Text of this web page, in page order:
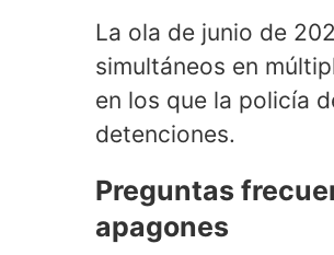
La ola de junio de
simultáneos en
en los que la policía
detenciones.
Preguntas
apagones